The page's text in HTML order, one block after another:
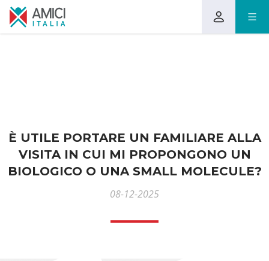
È UTILE PORTARE UN FAMILIARE ALLA
VISITA IN CUI MI PROPONGONO UN
BIOLOGICO O UNA SMALL MOLECULE?
08-12-2025